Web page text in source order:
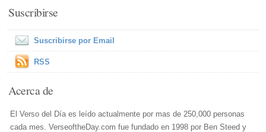
Suscribirse
Suscribirse por Email
RSS
Acerca de
El Verso del Día es leído actualmente por mas de 250,000 personas
cada mes. VerseoftheDay.com fue fundado en 1998 por Ben Steed y